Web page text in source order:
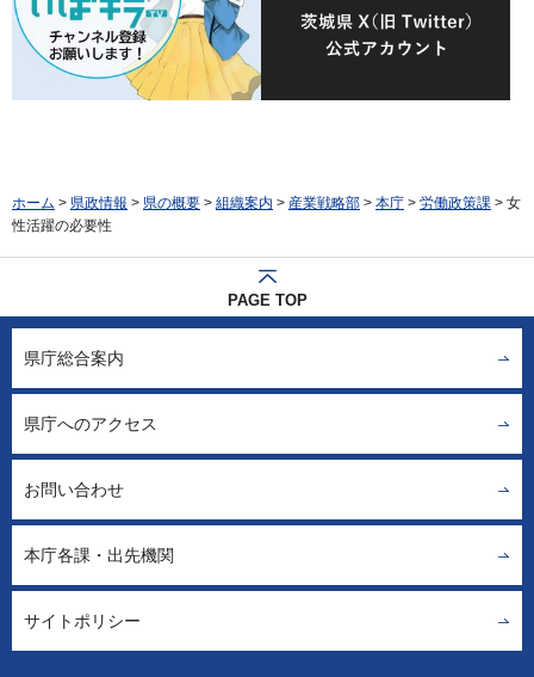
ホーム > 県政情報 > 県の概要 > 組織案内 > 産業戦略部 > 本庁 > 労働政策課 > 女
性活躍の必要性
PAGE TOP
県庁総合案内
県庁へのアクセス
お問い合わせ
本庁各課・出先機関
サイトポリシー